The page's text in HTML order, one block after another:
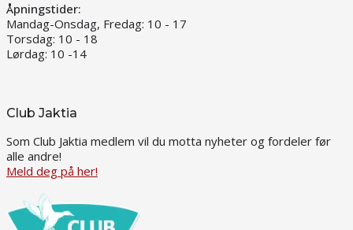
Åpningstider:
Mandag-Onsdag, Fredag: 10 - 17
Torsdag: 10 - 18
Lørdag: 10 -14
Club Jaktia
Som Club Jaktia medlem vil du motta nyheter og fordeler før
alle andre!
Meld deg på her!